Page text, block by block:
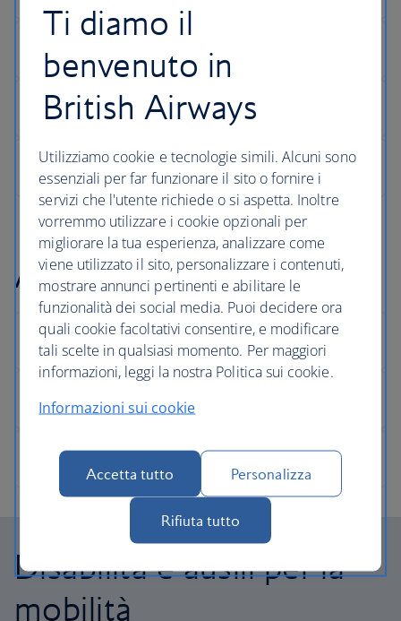
Arrivi
Disabilità e ausili per la
mobilità
Ti diamo il
benvenuto in
British Airways
Utilizziamo cookie e tecnologie simili. Alcuni sono
essenziali per far funzionare il sito o fornire i
servizi che l'utente richiede o si aspetta. Inoltre
vorremmo utilizzare i cookie opzionali per
migliorare la tua esperienza, analizzare come
viene utilizzato il sito, personalizzare i contenuti,
mostrare annunci pertinenti e abilitare le
funzionalità dei social media. Puoi decidere ora
quali cookie facoltativi consentire, e modificare
tali scelte in qualsiasi momento. Per maggiori
informazioni, leggi la nostra Politica sui cookie.
Informazioni sui cookie
Accetta tutto Personalizza
Rifiuta tutto